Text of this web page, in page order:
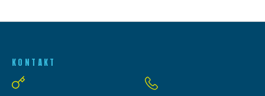
KONTAKT